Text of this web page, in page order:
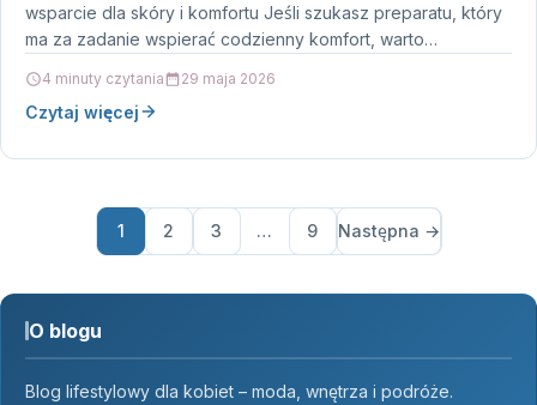
wsparcie dla skóry i komfortu Jeśli szukasz preparatu, który
ma za zadanie wspierać codzienny komfort, warto…
4 minuty czytania 29 maja 2026
Czytaj więcej
1 2 3 … 9 Następna →
O blogu
Blog lifestylowy dla kobiet – moda, wnętrza i podróże.